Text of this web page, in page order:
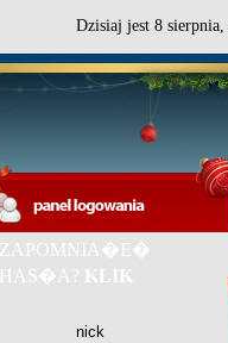
Dzisiaj jest 8 sierpnia,
ZAPOMNIA�E�
HAS�A? KLIK